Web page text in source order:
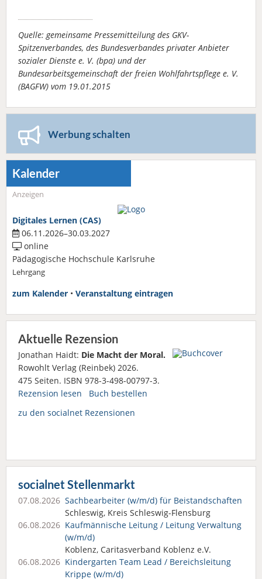
Quelle: gemeinsame Pressemitteilung des GKV-
Spitzenverbandes, des Bundesverbandes privater Anbieter
sozialer Dienste e. V. (bpa) und der
Bundesarbeitsgemeinschaft der freien Wohlfahrtspflege e. V.
(BAGFW) vom 19.01.2015
Werbung schalten
Kalender
Anzeigen
Digitales Lernen (CAS)
06.11.2026–30.03.2027
online
Pädagogische Hochschule Karlsruhe
Lehrgang
zum Kalender • Veranstaltung eintragen
Aktuelle Rezension
Jonathan Haidt: Die Macht der Moral.
Rowohlt Verlag (Reinbek) 2026.
475 Seiten. ISBN 978-3-498-00797-3.
Rezension lesen
Buch bestellen
zu den socialnet Rezensionen
socialnet Stellenmarkt
07.08.2026 Sachbearbeiter (w/m/d) für Beistandschaften
Schleswig, Kreis Schleswig-Flensburg
06.08.2026 Kaufmännische Leitung / Leitung Verwaltung
(w/m/d)
Koblenz, Caritasverband Koblenz e.V.
06.08.2026 Kindergarten Team Lead / Bereichsleitung
Krippe (w/m/d)